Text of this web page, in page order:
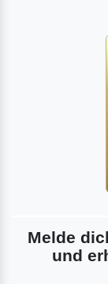
Melde
und